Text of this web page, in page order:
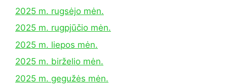
2025 m. rugsėjo mėn.
2025 m. rugpjūčio mėn.
2025 m. liepos mėn.
2025 m. birželio mėn.
2025 m. gegužės mėn.